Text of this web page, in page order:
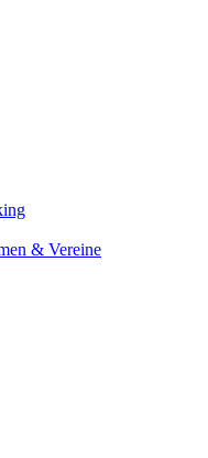
& Vereine